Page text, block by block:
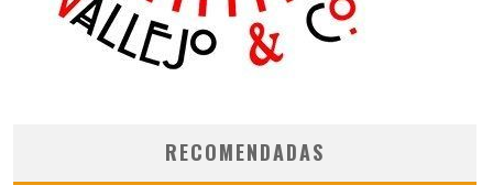
RECOMENDADAS